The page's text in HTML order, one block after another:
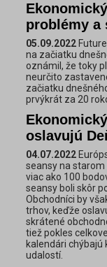
problémy a
05.09.2022
na začiatku
oznámil, že toky
neurčito
začiatku
prvýkrát za 20
oslavujú
04.07.2022
seansy na
viac ako 100
seansy boli skôr
Obchodníci by
trhov, keďže
skrátené
tiež pokles
kalendári chýbajú
udalostí.